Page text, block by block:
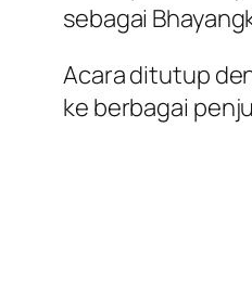
sebagai
Acara ditutup
ke berbagai